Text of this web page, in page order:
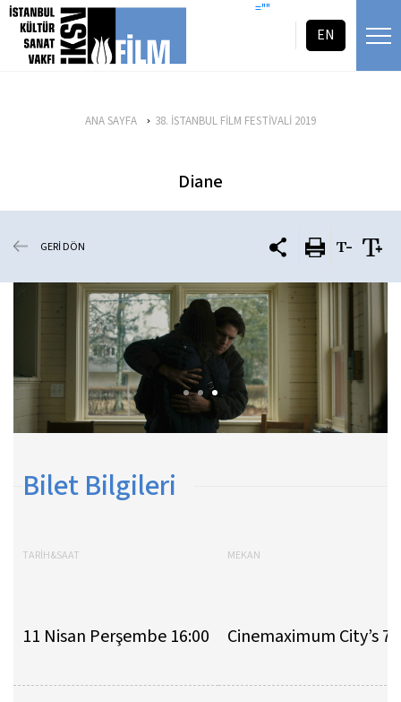
icerigi atla =""
EN
ANA SAYFA 38. İSTANBUL FİLM FESTİVALİ 2019
Diane
GERİ DÖN
Bilet Bilgileri
TARİH&SAAT MEKAN
11 Nisan Perşembe 16:00 Cinemaximum City’s 7